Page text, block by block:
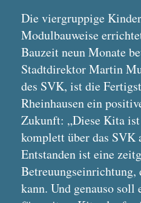
Die viergruppige
Modulbauweise
Bauzeit neun Monate
Stadtdirektor Martin
des SVK, ist die
Rheinhausen ein
Zukunft: „Diese Kita
komplett über das SVK
Entstanden ist eine
Betreuungseinrichtung,
kann. Und genauso soll